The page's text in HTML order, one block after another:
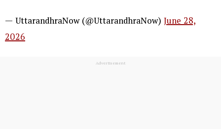
— UttarandhraNow (@UttarandhraNow)June 28,
2026